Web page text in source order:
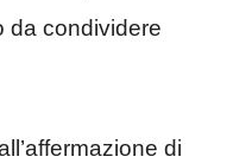
da condividere
di